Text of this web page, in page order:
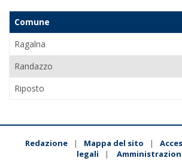
Comune
Ragalna
Randazzo
Riposto
Redazione | Mappa del sito |
legali
|